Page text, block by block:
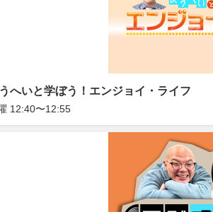
へいと学ぼう！エンジョイ・ライフ
12:40〜12:55